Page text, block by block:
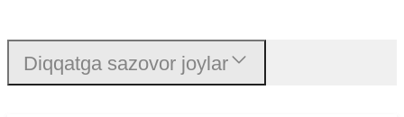
Diqqatga sazovor joylar